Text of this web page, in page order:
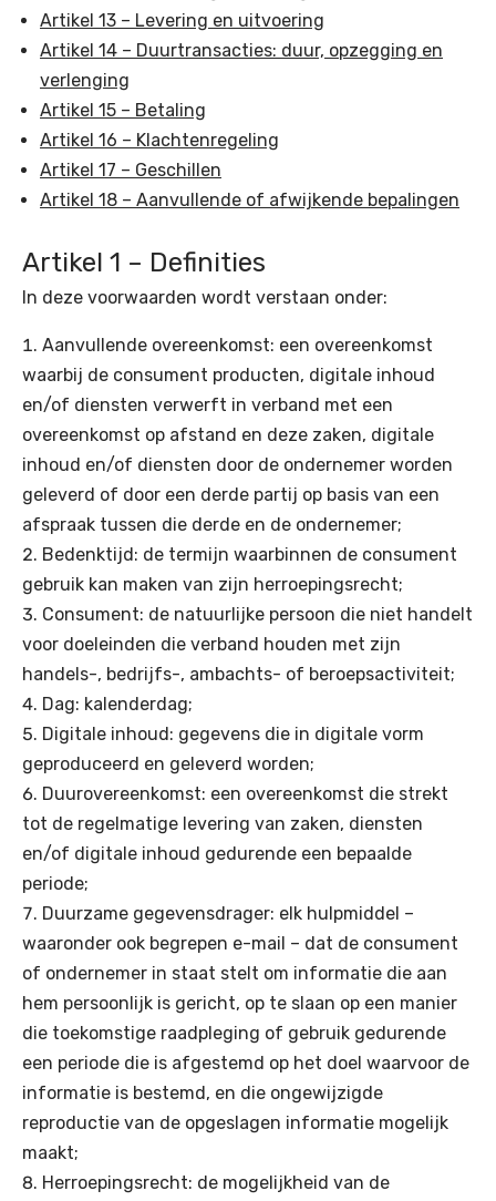
Artikel 13 – Levering en uitvoering
Artikel 14 – Duurtransacties: duur, opzegging en
verlenging
Artikel 15 – Betaling
Artikel 16 – Klachtenregeling
Artikel 17 – Geschillen
Artikel 18 – Aanvullende of afwijkende bepalingen
Artikel 1 – Definities
In deze voorwaarden wordt verstaan onder:
Aanvullende overeenkomst: een overeenkomst
waarbij de consument producten, digitale inhoud
en/of diensten verwerft in verband met een
overeenkomst op afstand en deze zaken, digitale
inhoud en/of diensten door de ondernemer worden
geleverd of door een derde partij op basis van een
afspraak tussen die derde en de ondernemer;
Bedenktijd: de termijn waarbinnen de consument
gebruik kan maken van zijn herroepingsrecht;
Consument: de natuurlijke persoon die niet handelt
voor doeleinden die verband houden met zijn
handels-, bedrijfs-, ambachts- of beroepsactiviteit;
Dag: kalenderdag;
Digitale inhoud: gegevens die in digitale vorm
geproduceerd en geleverd worden;
Duurovereenkomst: een overeenkomst die strekt
tot de regelmatige levering van zaken, diensten
en/of digitale inhoud gedurende een bepaalde
periode;
Duurzame gegevensdrager: elk hulpmiddel –
waaronder ook begrepen e-mail – dat de consument
of ondernemer in staat stelt om informatie die aan
hem persoonlijk is gericht, op te slaan op een manier
die toekomstige raadpleging of gebruik gedurende
een periode die is afgestemd op het doel waarvoor de
informatie is bestemd, en die ongewijzigde
reproductie van de opgeslagen informatie mogelijk
maakt;
Herroepingsrecht: de mogelijkheid van de